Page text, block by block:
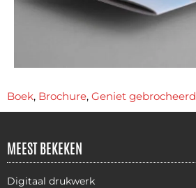
Boek, Brochure, Geniet gebrocheerd
MEEST BEKEKEN
Digitaal drukwerk